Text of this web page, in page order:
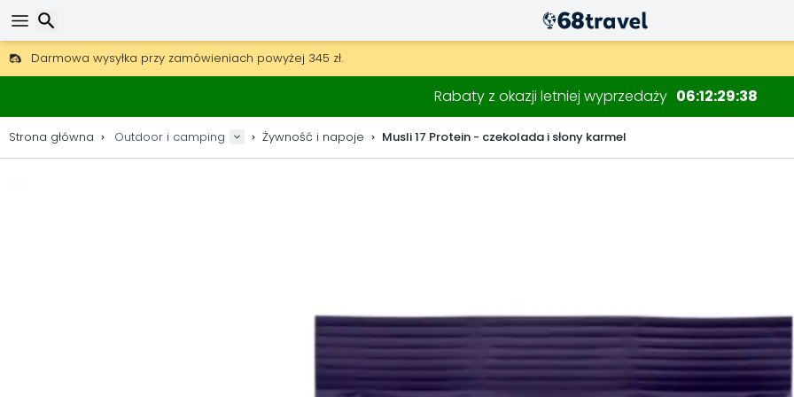
Darmowa wysyłka przy zamówieniach powyżej 345 zł.
30 dni na zwrot, 90 dni na drewniane mapy i dekoracje.
Rabaty z okazji letniej wyprzedaży 06 12 29 37
Strona główna Outdoor i camping Żywność i napoje Musli 17 Protein - czekolada i słony karmel